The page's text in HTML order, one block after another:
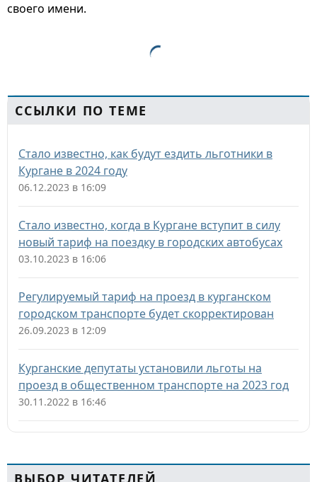
своего имени.
ССЫЛКИ ПО ТЕМЕ
Стало известно, как будут ездить льготники в
Кургане в 2024 году
06.12.2023 в 16:09
Стало известно, когда в Кургане вступит в силу
новый тариф на поездку в городских автобусах
03.10.2023 в 16:06
Регулируемый тариф на проезд в курганском
городском транспорте будет скорректирован
26.09.2023 в 12:09
Курганские депутаты установили льготы на
проезд в общественном транспорте на 2023 год
30.11.2022 в 16:46
ВЫБОР ЧИТАТЕЛЕЙ